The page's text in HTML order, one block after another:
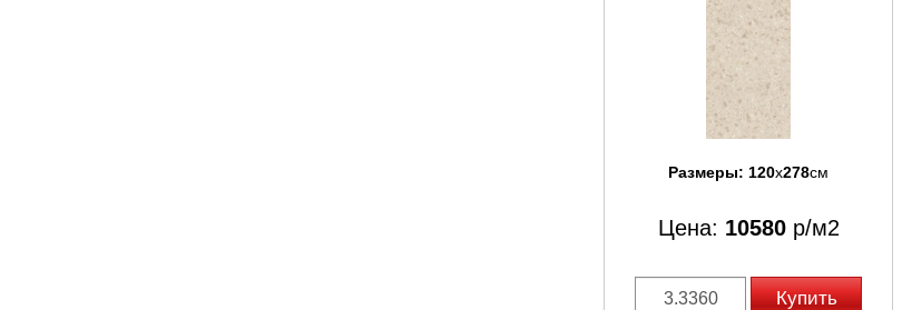
Размеры: 120x278см
Цена: 10580р/м2
Купить